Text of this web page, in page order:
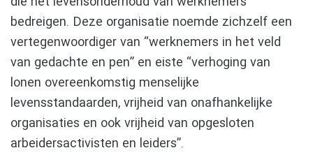
bedreigen. Deze organisatie noemde zichzelf een
vertegenwoordiger van “werknemers in het veld
van gedachte en pen” en eiste “verhoging van
lonen overeenkomstig menselijke
levensstandaarden, vrijheid van onafhankelijke
organisaties en ook vrijheid van opgesloten
arbeidersactivisten en leiders”.